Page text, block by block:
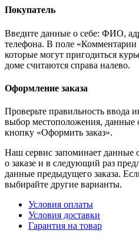
Покупатель
Введите данные о себе: ФИО,
телефона. В поле «Комментарии
которые могут пригодиться
доме считаются справа налево.
Оформление заказа
Проверьте правильность ввода
выбор местоположения, данные
кнопку «Оформить заказ».
Наш сервис запоминает данные
о заказе и в следующий раз
данные предыдущего заказа.
выбирайте другие варианты.
Условия оплаты
Условия доставки
Гарантия на товар